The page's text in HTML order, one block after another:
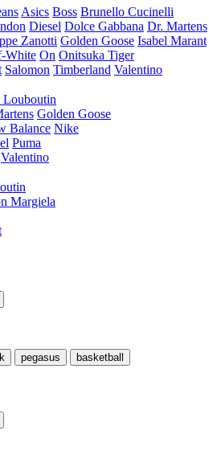
Asics Boss Brunello Cucinelli
Diesel Dolce Gabbana Dr. Martens
Zanotti Golden Goose Isabel Marant
White On Onitsuka Tiger
Salomon Timberland Valentino
Louboutin
Golden Goose
Balance Nike
Puma
Valentino
Margiela
pegasus basketball